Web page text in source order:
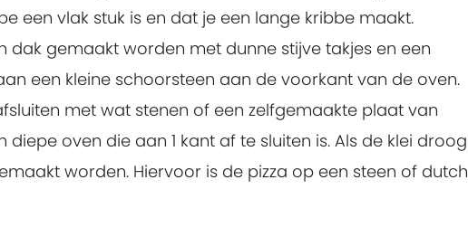
een vlak stuk is en dat je een lange kribbe maakt.
dak gemaakt worden met dunne stijve takjes en een
een kleine schoorsteen aan de voorkant van de oven.
met wat stenen of een zelfgemaakte plaat van
diepe oven die aan 1 kant af te sluiten is. Als de klei droog
worden. Hiervoor is de pizza op een steen of dutch